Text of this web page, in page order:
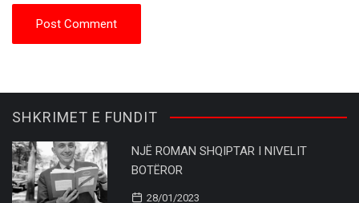
SHKRIMET E FUNDIT
NJË ROMAN SHQIPTAR I NIVELIT
BOTËROR
28/01/2023